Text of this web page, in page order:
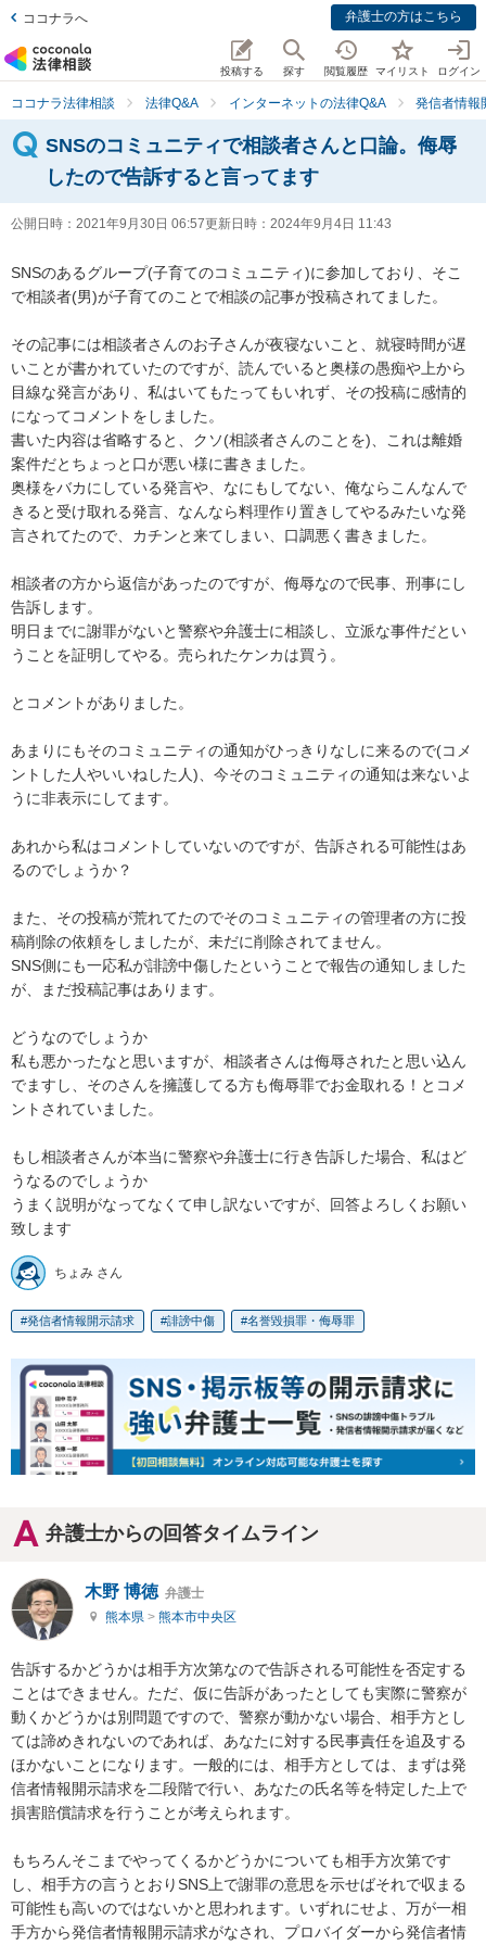
ココナラへ 弁護士の方はこちら
投稿する 探す 閲覧履歴 マイリスト ログイン
ココナラ法律相談 法律Q&A インターネットの法律Q&A 発信者情報
SNSのコミュニティで相談者さんと口論。侮辱
したので告訴すると言ってます
公開日時： 2021年9月30日 06:57更新日時： 2024年9月4日 11:43
SNSのあるグループ(子育てのコミュニティ)に参加しており、そこ
で相談者(男)が子育てのことで相談の記事が投稿されてました。
その記事には相談者さんのお子さんが夜寝ないこと、就寝時間が遅
いことが書かれていたのですが、読んでいると奥様の愚痴や上から
目線な発言があり、私はいてもたってもいれず、その投稿に感情的
になってコメントをしました。
書いた内容は省略すると、クソ(相談者さんのことを)、これは離婚
案件だとちょっと口が悪い様に書きました。
奥様をバカにしている発言や、なにもしてない、俺ならこんなんで
きると受け取れる発言、なんなら料理作り置きしてやるみたいな発
言されてたので、カチンと来てしまい、口調悪く書きました。
相談者の方から返信があったのですが、侮辱なので民事、刑事にし
告訴します。
明日までに謝罪がないと警察や弁護士に相談し、立派な事件だとい
うことを証明してやる。売られたケンカは買う。
とコメントがありました。
あまりにもそのコミュニティの通知がひっきりなしに来るので(コメ
ントした人やいいねした人)、今そのコミュニティの通知は来ないよ
うに非表示にしてます。
あれから私はコメントしていないのですが、告訴される可能性はあ
るのでしょうか？
また、その投稿が荒れてたのでそのコミュニティの管理者の方に投
稿削除の依頼をしましたが、未だに削除されてません。
SNS側にも一応私が誹謗中傷したということで報告の通知しました
が、まだ投稿記事はあります。
どうなのでしょうか
私も悪かったなと思いますが、相談者さんは侮辱されたと思い込ん
でますし、そのさんを擁護してる方も侮辱罪でお金取れる！とコメ
ントされていました。
もし相談者さんが本当に警察や弁護士に行き告訴した場合、私はど
うなるのでしょうか
うまく説明がなってなくて申し訳ないですが、回答よろしくお願い
致します
ちょみ さん
発信者情報開示請求 誹謗中傷 名誉毀損罪・侮辱罪
弁護士からの回答タイムライン
木野 博徳 弁護士
熊本県 > 熊本市中央区
告訴するかどうかは相手方次第なので告訴される可能性を否定する
ことはできません。ただ、仮に告訴があったとしても実際に警察が
動くかどうかは別問題ですので、警察が動かない場合、相手方とし
ては諦めきれないのであれば、あなたに対する民事責任を追及する
ほかないことになります。一般的には、相手方としては、まずは発
信者情報開示請求を二段階で行い、あなたの氏名等を特定した上で
損害賠償請求を行うことが考えられます。
もちろんそこまでやってくるかどうかについても相手方次第です
し、相手方の言うとおりSNS上で謝罪の意思を示せばそれで収まる
可能性も高いのではないかと思われます。いずれにせよ、万が一相
手方から発信者情報開示請求がなされ、プロバイダーから発信者情